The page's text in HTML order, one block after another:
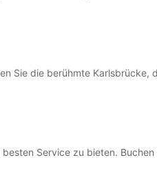
Sie die berühmte Karlsbrücke,
Service zu bieten.